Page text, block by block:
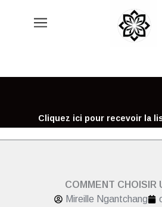
Cliquez ici pour recevoir la
COMMENT CHOISIR
Mireille Ngantchang